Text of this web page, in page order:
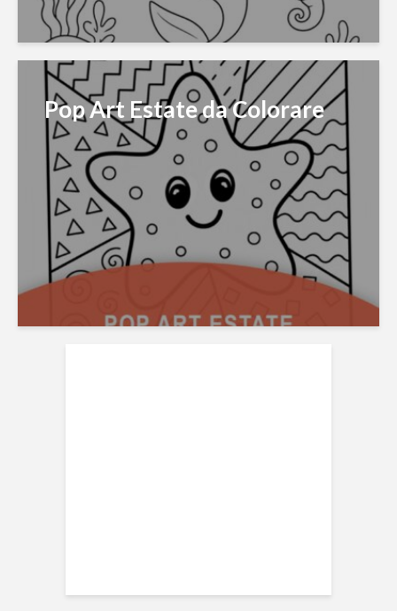
Pop Art Estate da Colorare